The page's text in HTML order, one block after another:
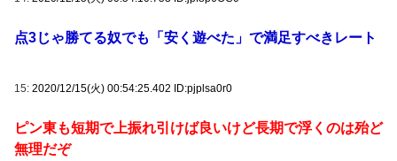
点3じゃ勝てる奴でも「安く遊べた」で満足すべきレート
15: 2020/12/15(火) 00:54:25.402 ID:pjplsa0r0
ピン東も短期で上振れ引けば良いけど長期で浮くのは殆ど
無理だぞ